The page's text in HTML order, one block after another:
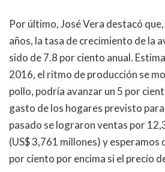
Por último, José Vera destacó
años, la tasa de crecimiento de la
sido de 7.8 por ciento anual.
2016, el ritmo de producción se
pollo, podría avanzar un 5 por
gasto de los hogares previsto para
pasado se lograron ventas por
(US$ 3,761 millones) y esperamos
por ciento por encima si el precio